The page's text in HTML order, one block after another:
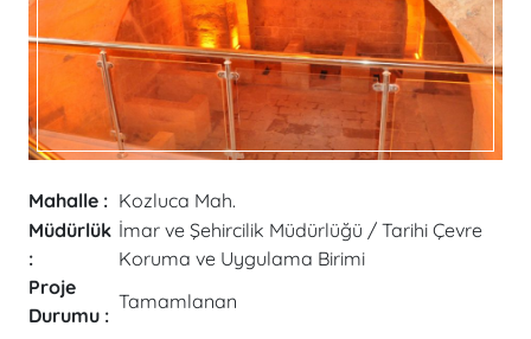
Mahalle : Kozluca Mah.
Müdürlük
:
İmar ve Şehircilik Müdürlüğü / Tarihi Çevre
Koruma ve Uygulama Birimi
Proje
Durumu :
Tamamlanan